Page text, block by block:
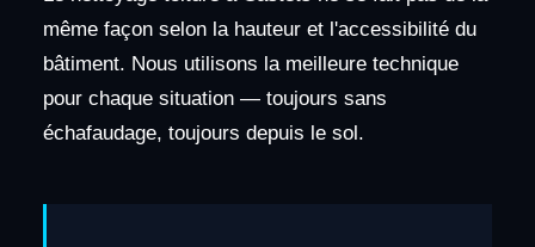
même façon selon la hauteur et l'accessibilité du
bâtiment. Nous utilisons la meilleure technique
pour chaque situation — toujours sans
échafaudage, toujours depuis le sol.